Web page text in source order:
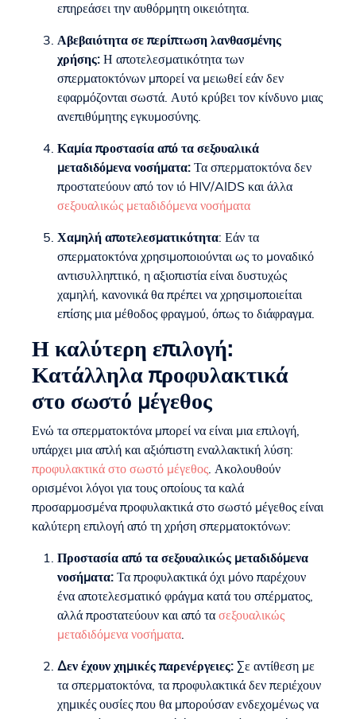
επηρεάσει την αυθόρμητη οικειότητα.
Αβεβαιότητα σε περίπτωση λανθασμένης
χρήσης:Η αποτελεσματικότητα των
σπερματοκτόνων μπορεί να μειωθεί εάν δεν
εφαρμόζονται σωστά. Αυτό κρύβει τον κίνδυνο μιας
ανεπιθύμητης εγκυμοσύνης.
Καμία προστασία από τα σεξουαλικά
μεταδιδόμενα νοσήματα:Τα σπερματοκτόνα δεν
προστατεύουν από τον ιό HIV/AIDS και άλλα
σεξουαλικώς μεταδιδόμενα νοσήματα
Χαμηλή αποτελεσματικότητα: Εάν τα
σπερματοκτόνα χρησιμοποιούνται ως το μοναδικό
αντισυλληπτικό, η αξιοπιστία είναι δυστυχώς
χαμηλή, κανονικά θα πρέπει να χρησιμοποιείται
επίσης μια μέθοδος φραγμού, όπως το διάφραγμα.
Η καλύτερη επιλογή:
Κατάλληλα προφυλακτικά
στο σωστό μέγεθος
Ενώ τα σπερματοκτόνα μπορεί να είναι μια επιλογή,
υπάρχει μια απλή και αξιόπιστη εναλλακτική λύση:
προφυλακτικά στο σωστό μέγεθος. Ακολουθούν
ορισμένοι λόγοι για τους οποίους τα καλά
προσαρμοσμένα προφυλακτικά στο σωστό μέγεθος είναι
καλύτερη επιλογή από τη χρήση σπερματοκτόνων:
Προστασία από τα σεξουαλικώς μεταδιδόμενα
νοσήματα:Τα προφυλακτικά όχι μόνο παρέχουν
ένα αποτελεσματικό φράγμα κατά του σπέρματος,
αλλά προστατεύουν και από τασεξουαλικώς
μεταδιδόμενα νοσήματα.
Δεν έχουν χημικές παρενέργειες:Σε αντίθεση με
τα σπερματοκτόνα, τα προφυλακτικά δεν περιέχουν
χημικές ουσίες που θα μπορούσαν ενδεχομένως να